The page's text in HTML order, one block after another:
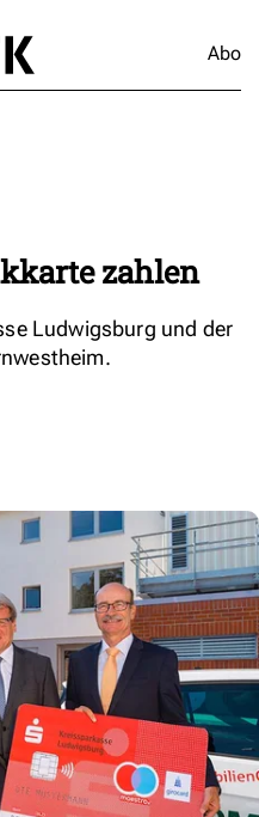
Abo
zahlen
Ludwigsburg und der